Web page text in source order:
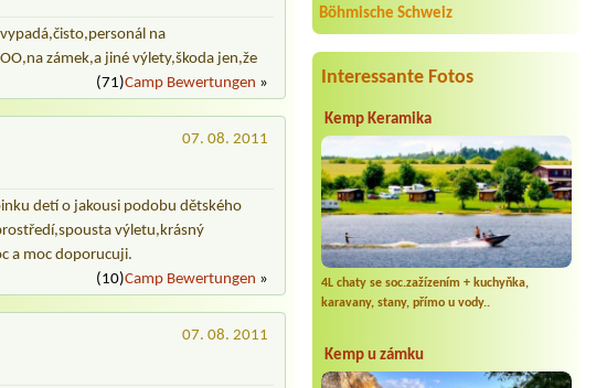
Termin ab 2026-09-04 |
Böhmische Schweiz
Interessante Fotos
Kemp Keramika
4L chaty se soc.zažízením + kuchyňka,
karavany, stany, přímo u vody..
Kemp u zámku
na
zámek,a jiné výlety,škoda jen,že
(71)Camp Bewertungen »
07. 08. 2011
detí o jakousi podobu dětského
výletu,krásný
a moc doporucuji.
(10)Camp Bewertungen »
07. 08. 2011